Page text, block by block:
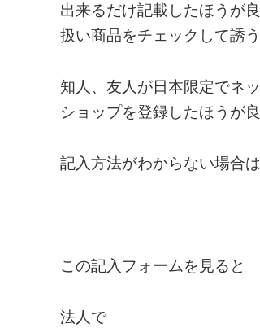
出来るだけ記載したほうが良
扱い商品をチェックして誘
知人、友人が日本限定でネ
ショップを登録したほうが良
記入方法がわからない場合
この記入フォームを見ると
法人で